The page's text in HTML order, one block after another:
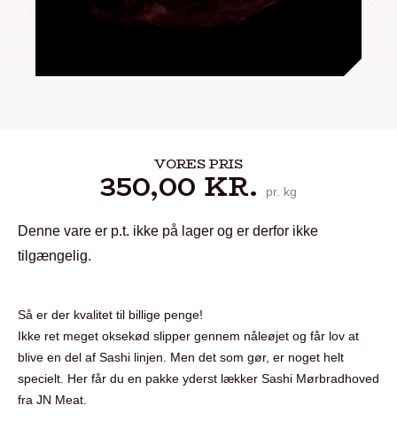
VORES PRIS
350,00 KR. pr. kg
Denne vare er p.t. ikke på lager og er derfor ikke
tilgængelig.
Så er der kvalitet til billige penge!
Ikke ret meget oksekød slipper gennem nåleøjet og får lov at
blive en del af Sashi linjen. Men det som gør, er noget helt
specielt. Her får du en pakke yderst lækker Sashi Mørbradhoved
fra JN Meat.